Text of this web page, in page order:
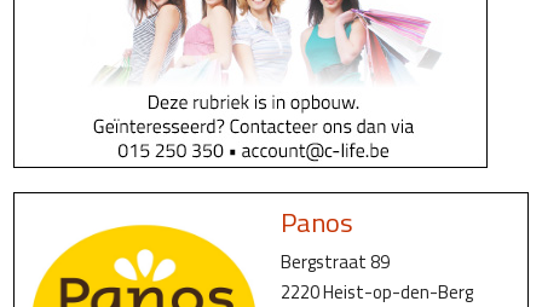
Panos
Bergstraat 89
2220 Heist-op-den-Berg